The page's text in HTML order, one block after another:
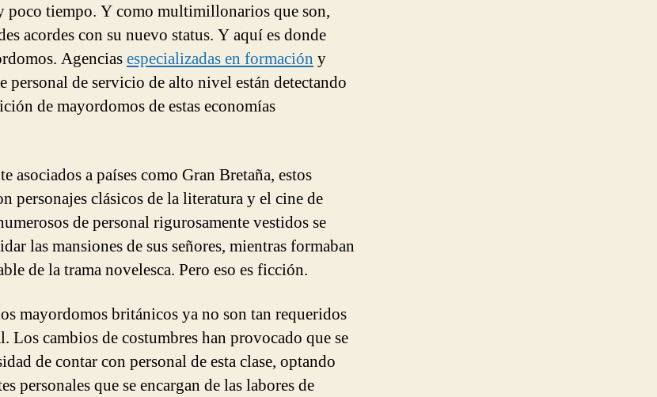
poco tiempo. Y como multimillonarios que son,
acordes con su nuevo status. Y aquí es donde
Agenciasespecializadas en formación y
personal de servicio de alto nivel están detectando
de mayordomos de estas economías
asociados a países como Gran Bretaña, estos
personajes clásicos de la literatura y el cine de
de personal rigurosamente vestidos se
las mansiones de sus señores, mientras formaban
de la trama novelesca. Pero eso es ficción.
mayordomos británicos ya no son tan requeridos
Los cambios de costumbres han provocado que se
de contar con personal de esta clase, optando
personales que se encargan de las labores de